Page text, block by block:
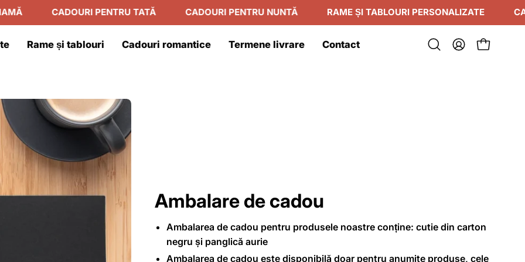
CADOURI PENTRU TATĂ CADOURI PENTRU NUNTĂ RAME ȘI TABLOURI PERSONALIZATE
Rame și tablouri Cadouri romantice Termene livrare Contact
Deschide
Contul
Deschide
Ambalare de cadou
Ambalarea de cadou pentru produsele noastre conține: cutie din carton
negru și panglică aurie
Ambalarea de cadou este disponibilă doar pentru anumite produse, cele